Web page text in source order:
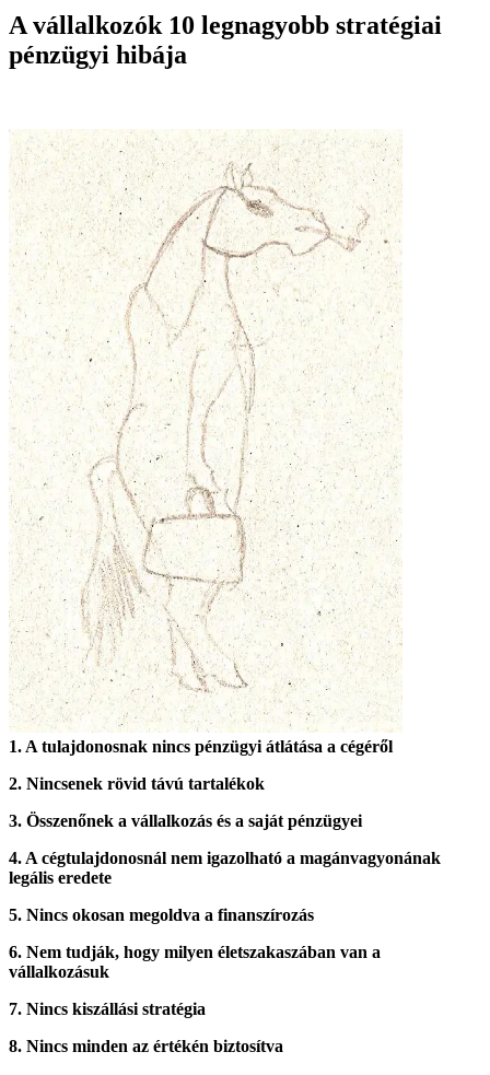
A vállalkozók 10 legnagyobb stratégiai
pénzügyi hibája
1. A tulajdonosnak nincs pénzügyi átlátása a cégéről
2. Nincsenek rövid távú tartalékok
3. Összenőnek a vállalkozás és a saját pénzügyei
4. A cégtulajdonosnál nem igazolható a magánvagyonának
legális eredete
5. Nincs okosan megoldva a finanszírozás
6. Nem tudják, hogy milyen életszakaszában van a
vállalkozásuk
7. Nincs kiszállási stratégia
8. Nincs minden az értékén biztosítva